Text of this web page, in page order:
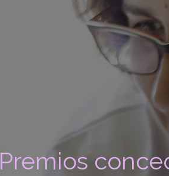
Premios